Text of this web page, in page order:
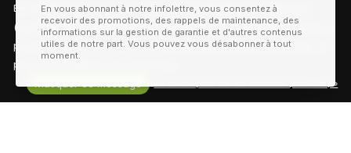
SMITH Persist Mips casque
de vélo de route Unisexe
SMITH Session Mips casque
vélo de montagne Unisexe
En vous abonnant à notre infolettre, vous consentez à
recevoir des promotions, des rappels de maintenance, des
informations sur la gestion de garantie et d'autres contenus
utiles de notre part. Vous pouvez vous désabonner à tout
moment.
En visitant notre site, vous acceptez l'utilisation des témoins
(cookies). Ces derniers nous permettent de mieux comprendre la
provenance de notre clientèle et son utilisation de notre site, en
plus d'en améliorer les fonctions.
Masquer ce message
En savoir plus sur les témoins (cookies) »